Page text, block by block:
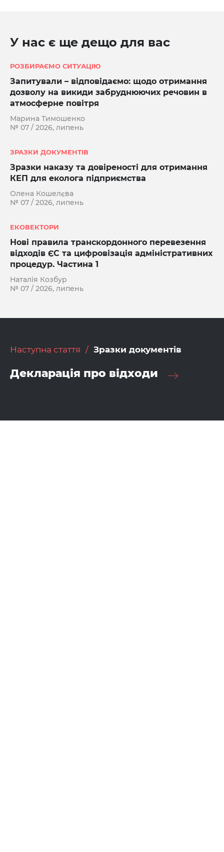
У нас є ще дещо для вас
РОЗБИРАЄМО СИТУАЦІЮ
Запитували – відповідаємо: щодо отримання
дозволу на викиди забруднюючих речовин в
атмосферне повітря
Марина Тимошенко
№ 07 / 2026, липень
ЗРАЗКИ ДОКУМЕНТІВ
Зразки наказу та довіреності для отримання
КЕП для еколога підприємства
Олена Кошелєва
№ 07 / 2026, липень
ЕКОВЕКТОРИ
Нові правила транскордонного перевезення
відходів ЄС та цифровізація адміністративних
процедур. Частина 1
Наталія Козбур
№ 07 / 2026, липень
Наступна стаття Зразки документів
Декларація про відходи